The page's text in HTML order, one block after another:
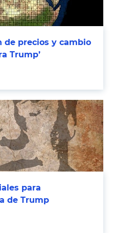
de precios y cambio
Trump’
para
de Trump